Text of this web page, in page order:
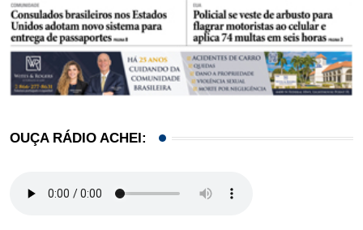
OUÇA RÁDIO ACHEI: